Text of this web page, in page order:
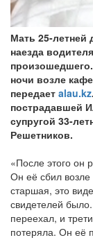
Мать 25-
наезда
ночи возле
передает alau.kz
пострадавшей
супругой 33-
Решетников.
«После этого он
Он её сбил
старшая, это
свидетелей
переехал, и
потеряла. Он её